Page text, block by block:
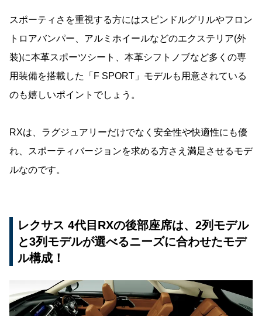
スポーティさを重視する方にはスピンドルグリルやフロン
トロアバンパー、アルミホイールなどのエクステリア(外
装)に本革スポーツシート、本革シフトノブなど多くの専
用装備を搭載した「F SPORT」モデルも用意されている
のも嬉しいポイントでしょう。
RXは、ラグジュアリーだけでなく安全性や快適性にも優
れ、スポーティバージョンを求める方さえ満足させるモデ
ルなのです。
レクサス 4代目RXの後部座席は、2列モデル
と3列モデルが選べるニーズに合わせたモデ
ル構成！